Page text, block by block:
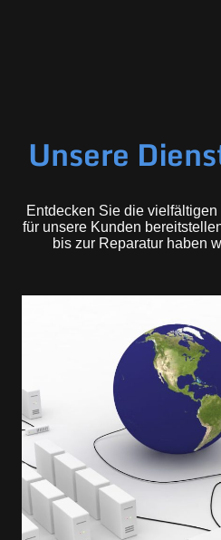
Unsere
Entdecken Sie die
für unsere Kunden
bis zur Reparatur haben